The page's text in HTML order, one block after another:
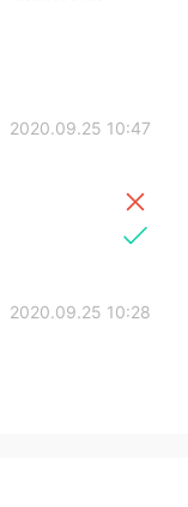
2020.09.25 10:47
2020.09.25 10:28